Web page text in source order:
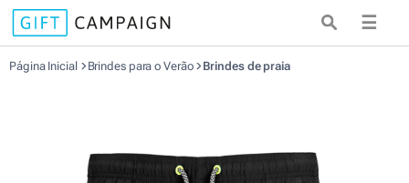
☰
Página Inicial Brindes para o Verão Brindes de praia